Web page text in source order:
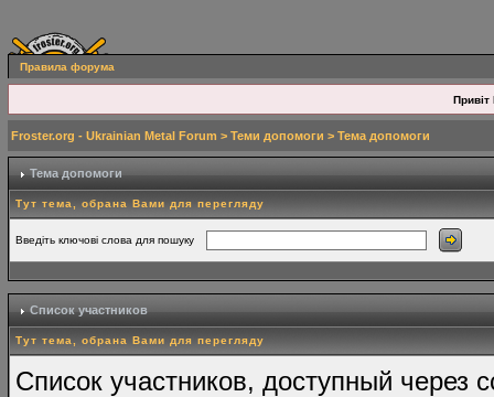
Правила форума
Привіт
Froster.org - Ukrainian Metal Forum > Теми допомоги > Тема допомоги
Тема допомоги
Тут тема, обрана Вами для перегляду
Введіть ключові слова для пошуку
Список участников
Тут тема, обрана Вами для перегляду
Список участников, доступный через